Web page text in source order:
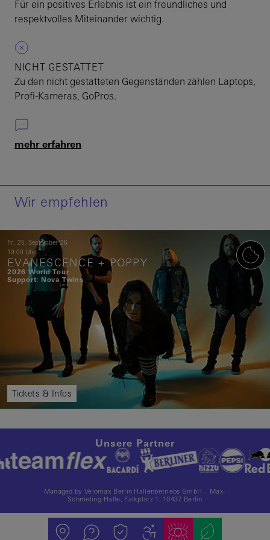
Für ein positives Erlebnis ist ein freundliches und
respektvolles Miteinander wichtig.
NICHT GESTATTET
Zu den nicht gestatteten Gegenständen zählen Laptops,
Profi-Kameras, GoPros.
mehr erfahren
Wir empfehlen
Fr., 25. September'26
19:00 Uhr
EVANESCENCE + POPPY
2026 World Tour
Support: Nova Twins
Tickets & Infos
Unsere Partner
Managed by Velomax Berlin Hallenbetriebs GmbH – Max-
Schmeling-Halle, Falkplatz 1, 10437 Berlin